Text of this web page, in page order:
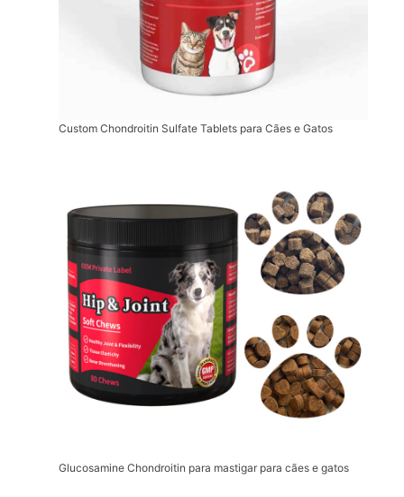
Custom Chondroitin Sulfate Tablets para Cães e Gatos
Glucosamine Chondroitin para mastigar para cães e gatos